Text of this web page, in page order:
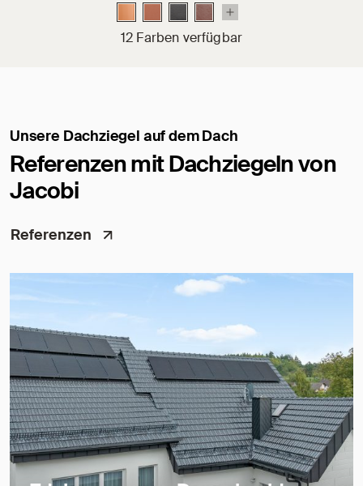
12 Farben verfügbar
Unsere Dachziegel auf dem Dach
Referenzen mit Dachziegeln von
Jacobi
Referenzen